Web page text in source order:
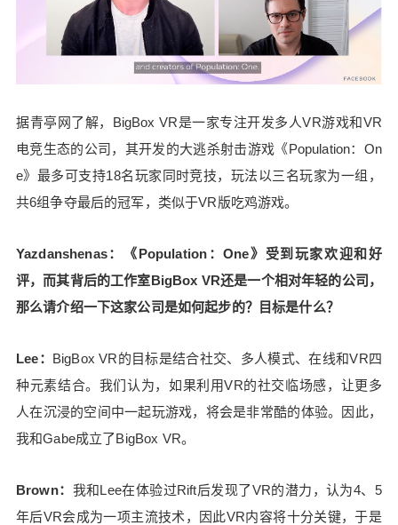
据青亭网了解，BigBox VR是一家专注开发多人VR游戏和VR
电竞生态的公司，其开发的大逃杀射击游戏《Population：On
e》最多可支持18名玩家同时竞技，玩法以三名玩家为一组，
共6组争夺最后的冠军，类似于VR版吃鸡游戏。
Yazdanshenas：《Population：One》受到玩家欢迎和好
评，而其背后的工作室BigBox VR还是一个相对年轻的公司，
那么请介绍一下这家公司是如何起步的？目标是什么？
Lee： BigBox VR的目标是结合社交、多人模式、在线和VR四
种元素结合。我们认为，如果利用VR的社交临场感，让更多
人在沉浸的空间中一起玩游戏，将会是非常酷的体验。因此，
我和Gabe成立了BigBox VR。
Brown： 我和Lee在体验过Rift后发现了VR的潜力，认为4、5
年后VR会成为一项主流技术，因此VR内容将十分关键，于是
以想象的。那么，BigBox VR一直以来都认为多人V
R会成功吗？社交、多人模式对于你们开发的VR游
戏有多重要？ Lee：BigBox VR成立的初衷就是作
都在说，VR用户人数不够多，应该开发单机VR游
R平台，另外就是优化多人玩家匹配功能。 幸运的
是，《Population：One》准备发布的时候，Faceb
ook已经推出Quest 1，Quest 2也将发售。总之，Bi
联系的方式。因此，在登陆Quest 1和Quest 2后，
《Population：One》实现了预期的效果。 Brow
n：BigBox VR从开发首款VR游戏《Smashbox Are
na》中获得许多经验，进而影响了《Population：O
戏不仅需要为玩家提供多人互动的玩法，也需要满
足一些关键点，比如：确保VR空间足够吸引人。 因
此，《Population：One》并未延续《Smashbox Ar
艳、更具未来感的场景设定，尽管看起来像是我们
被摧毁的世界，以及不断在变化的环境，足够吸引
人，让玩家更愿意探索。 Yazdanshenas：据了